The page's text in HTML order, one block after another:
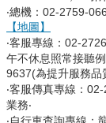
‧總機：02-2759-
【地圖】
‧客服專線：02-
午不休息照常接聽
9637(為提升服務品
‧客服傳真專線：
業務‧